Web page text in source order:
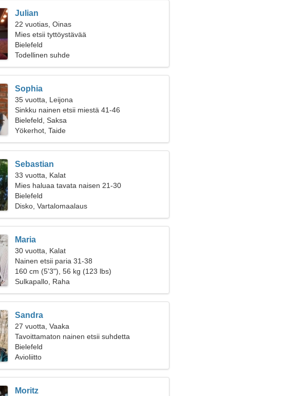
Julian
22 vuotias, Oinas
Mies etsii tyttöystävää
Bielefeld
Todellinen suhde
Sophia
35 vuotta, Leijona
Sinkku nainen etsii miestä 41-46
Bielefeld, Saksa
Yökerhot, Taide
Sebastian
33 vuotta, Kalat
Mies haluaa tavata naisen 21-30
Bielefeld
Disko, Vartalomaalaus
Maria
30 vuotta, Kalat
Nainen etsii paria 31-38
160 cm (5'3"), 56 kg (123 lbs)
Sulkapallo, Raha
Sandra
27 vuotta, Vaaka
Tavoittamaton nainen etsii suhdetta
Bielefeld
Avioliitto
Moritz